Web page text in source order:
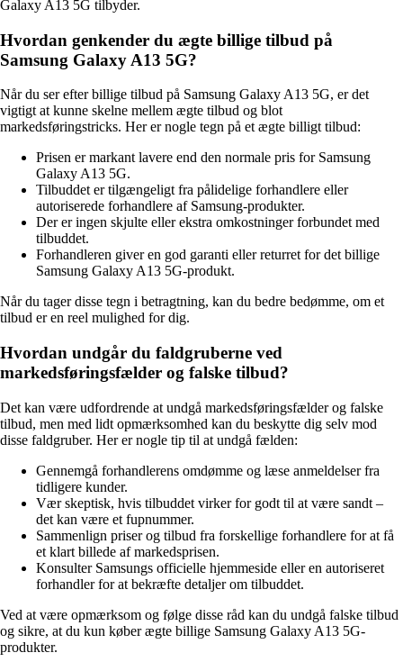
Galaxy A13 5G tilbyder.
Hvordan genkender du ægte billige tilbud på
Samsung Galaxy A13 5G?
Når du ser efter billige tilbud på Samsung Galaxy A13 5G, er det
vigtigt at kunne skelne mellem ægte tilbud og blot
markedsføringstricks. Her er nogle tegn på et ægte billigt tilbud:
Prisen er markant lavere end den normale pris for Samsung
Galaxy A13 5G.
Tilbuddet er tilgængeligt fra pålidelige forhandlere eller
autoriserede forhandlere af Samsung-produkter.
Der er ingen skjulte eller ekstra omkostninger forbundet med
tilbuddet.
Forhandleren giver en god garanti eller returret for det billige
Samsung Galaxy A13 5G-produkt.
Når du tager disse tegn i betragtning, kan du bedre bedømme, om et
tilbud er en reel mulighed for dig.
Hvordan undgår du faldgruberne ved
markedsføringsfælder og falske tilbud?
Det kan være udfordrende at undgå markedsføringsfælder og falske
tilbud, men med lidt opmærksomhed kan du beskytte dig selv mod
disse faldgruber. Her er nogle tip til at undgå fælden:
Gennemgå forhandlerens omdømme og læse anmeldelser fra
tidligere kunder.
Vær skeptisk, hvis tilbuddet virker for godt til at være sandt –
det kan være et fupnummer.
Sammenlign priser og tilbud fra forskellige forhandlere for at få
et klart billede af markedsprisen.
Konsulter Samsungs officielle hjemmeside eller en autoriseret
forhandler for at bekræfte detaljer om tilbuddet.
Ved at være opmærksom og følge disse råd kan du undgå falske tilbud
og sikre, at du kun køber ægte billige Samsung Galaxy A13 5G-
produkter.